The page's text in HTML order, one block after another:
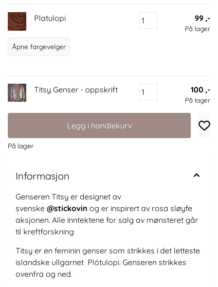
Platulopi 99 ,-
På lager
Åpne fargevelger
Titsy Genser - oppskrift 100 ,-
På lager
Legg i handlekurv
På lager
Informasjon
Genseren Titsy er designet av
svenske @stickovin og er inspirert av rosa sløyfe
aksjonen. Alle inntektene for salg av mønsteret går
til kreftforskning
Titsy er en feminin genser som strikkes i det letteste
islandske ullgarnet Plötulopi. Genseren strikkes
ovenfra og ned.